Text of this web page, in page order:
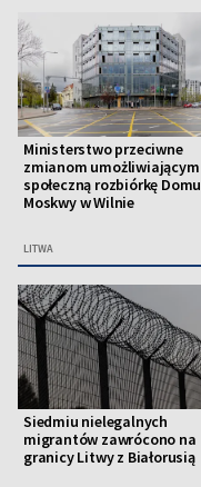
Ministerstwo przeciwne
zmianom umożliwiającym
społeczną rozbiórkę Domu
Moskwy w Wilnie
LITWA
Siedmiu nielegalnych
migrantów zawrócono na
granicy Litwy z Białorusią